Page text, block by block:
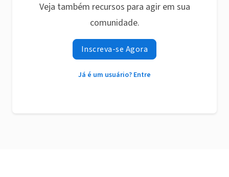
Veja também recursos para agir em sua
comunidade.
Inscreva-se Agora
Já é um usuário? Entre